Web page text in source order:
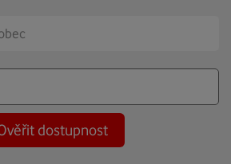
dostupnost